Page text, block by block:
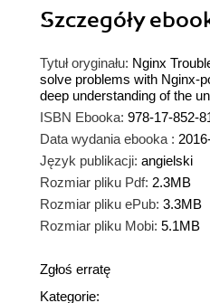
Szczegóły
Tytuł oryginału: Nginx
solve problems with Nginx-
deep understanding of the
ISBN Ebooka: 978-17-852-
Data wydania ebooka :
Język publikacji: angielski
Rozmiar pliku Pdf: 2.3MB
Rozmiar pliku ePub: 3.3MB
Rozmiar pliku Mobi: 5.1MB
Zgłoś erratę
Kategorie: